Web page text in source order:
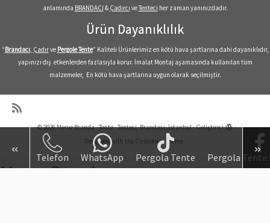
anlamında BRANDACI & Çadırcı veTenteci her zaman yanınızdadır.
Ürün Dayanıklılık
“Brandacı, Çadırve PergoleTente” Kaliteli Ürünlerimiz en kötü hava şartlarına dahi dayanıklıdır,
yapınızı dış etkenlerden fazlasıyla korur. İmalat Montaj aşamasında kullanılan tüm
malzemeler, En kötü hava şartlarına uygun olarak seçilmiştir.
·© 2026Merve Branda - Tente - Tenteci, Brandacı, İstanbul·Geliştirici
·
Designed with the Customizr theme·
« Telefon WhatsApp Pergola Tente Pergola »
Merve Branda